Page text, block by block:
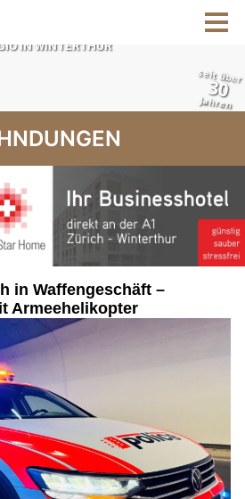
in Waffengeschäft –
Armeehelikopter